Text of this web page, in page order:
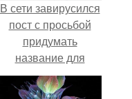
В сети завирусился
пост с просьбой
придумать
название для
домашней
запеканки.